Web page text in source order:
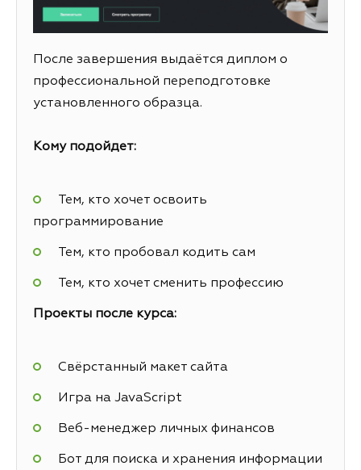
После завершения выдаётся диплом о
профессиональной переподготовке
установленного образца.
Кому подойдет:
Тем, кто хочет освоить
программирование
Тем, кто пробовал кодить сам
Тем, кто хочет сменить профессию
Проекты после курса:
Свёрстанный макет сайта
Игра на JavaScript
Веб-менеджер личных финансов
Бот для поиска и хранения информации